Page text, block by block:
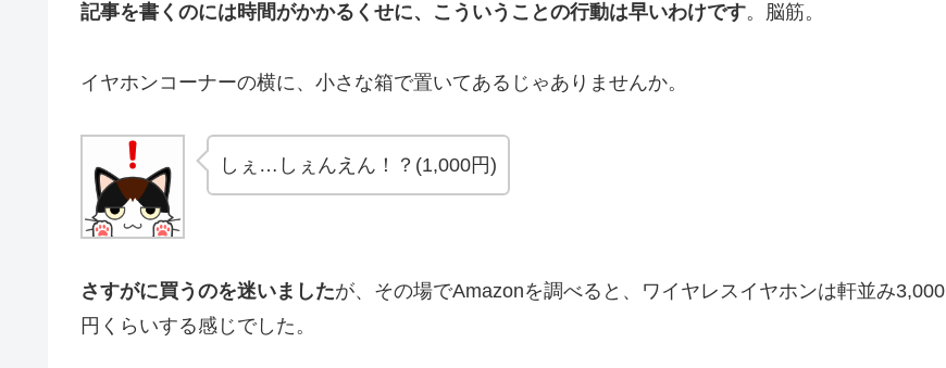
記事を書くのには時間がかかるくせに、こういうことの行動は早いわけです。脳筋。
イヤホンコーナーの横に、小さな箱で置いてあるじゃありませんか。
しぇ…しぇんえん！？(1,000円)
さすがに買うのを迷いましたが、その場でAmazonを調べると、ワイヤレスイヤホンは軒並み3,000
円くらいする感じでした。